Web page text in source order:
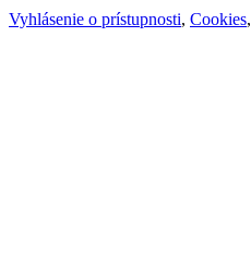
Vyhlásenie o prístupnosti, Cookies,